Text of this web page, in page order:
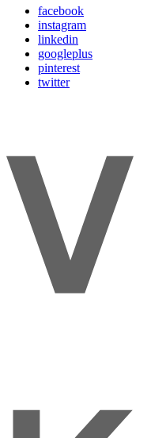
facebook
instagram
linkedin
googleplus
pinterest
twitter